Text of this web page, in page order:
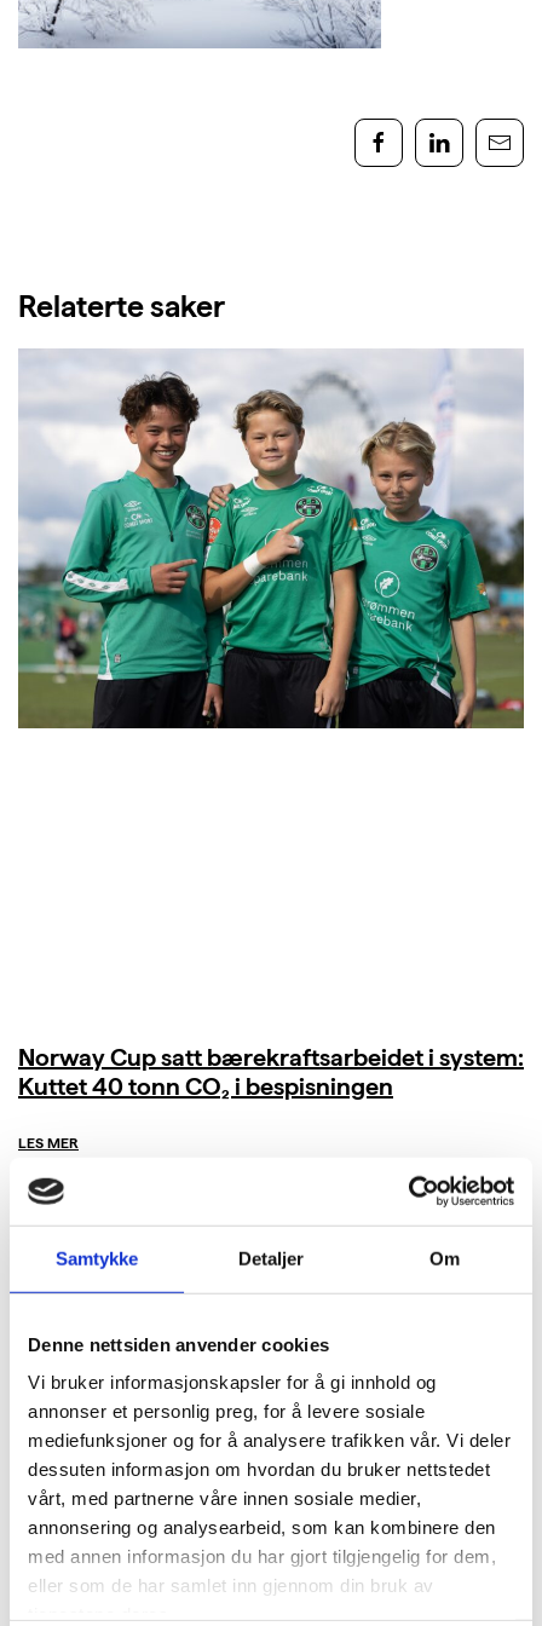
Samtykke Detaljer Om
Denne nettsiden anvender cookies
Vi bruker informasjonskapsler for å gi innhold og
annonser et personlig preg, for å levere sosiale
mediefunksjoner og for å analysere trafikken vår. Vi deler
dessuten informasjon om hvordan du bruker nettstedet
vårt, med partnerne våre innen sosiale medier,
annonsering og analysearbeid, som kan kombinere den
med annen informasjon du har gjort tilgjengelig for dem,
eller som de har samlet inn gjennom din bruk av
Relaterte saker
Norway Cup satt bærekraftsarbeidet i system:
Kuttet 40 tonn CO₂ i bespisningen
LES MER